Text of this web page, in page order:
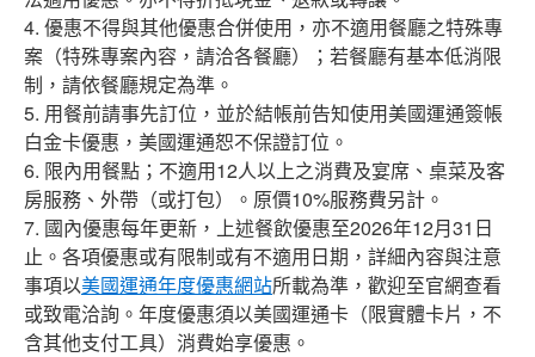
4. 優惠不得與其他優惠合併使用，亦不適用餐廳之特殊專
案（特殊專案內容，請洽各餐廳）；若餐廳有基本低消限
制，請依餐廳規定為準。
5. 用餐前請事先訂位，並於結帳前告知使用美國運通簽帳
白金卡優惠，美國運通恕不保證訂位。
6. 限內用餐點；不適用12人以上之消費及宴席、桌菜及客
房服務、外帶（或打包）。原價10%服務費另計。
7. 國內優惠每年更新，上述餐飲優惠至2026年12月31日
止。各項優惠或有限制或有不適用日期，詳細內容與注意
事項以美國運通年度優惠網站所載為準，歡迎至官網查看
或致電洽詢。年度優惠須以美國運通卡（限實體卡片，不
含其他支付工具）消費始享優惠。